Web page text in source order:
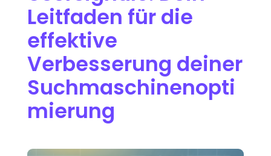
Leitfaden für die
effektive
Verbesserung deiner
Suchmaschinenopti
mierung